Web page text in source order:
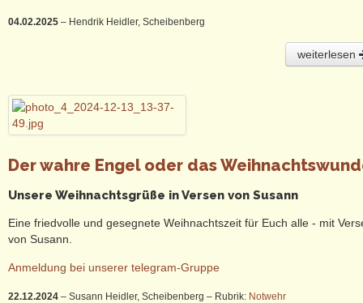
04.02.2025 – Hendrik Heidler, Scheibenberg
weiterlesen
Der wahre Engel oder das
Unsere Weihnachtsgrüße in Versen von Susann
Eine friedvolle und gesegnete Weihnachtszeit für Euch alle - mit
von Susann.
Anmeldung bei unserer telegram-Gruppe
22.12.2024 – Susann Heidler, Scheibenberg – Rubrik: Notwehr